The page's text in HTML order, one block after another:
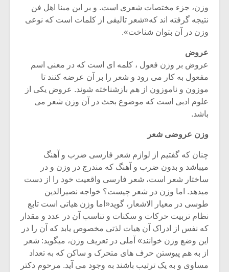
وزن، جزء مختصات شعری است. و بر این مبنا اهل فن
نتیجه گرفته اند که«شعر تالیفی از کلمات است که نوعی
وزن در آن بتوان شناخت».
عروض
عروض بر وزن فعول ، کلمه ای است که در معنی اسم
مفعول به کار می رود و شعر را بر آن عرضه کنند تا
موزون و ناموزون از هم بازشناخته شوند. عروض یکی از
علوم ادبی است که موضوع بحث در آن وزن شعر می
باشد.
وزن عروضی شعر
چنان که گفتیم از لوازم شعر فارسی ضرب و آهنگ
میباشد و بدون ضرب و آهنگ که مندرج در وزن و در
ساختار شعر است، شعر فارسی واقعیت خود را از دست
میدهد. اما وزن در شعر چیست؟ خواجه نصیرالدین
طوسی در معیار الاشعار، گوید«اما وزن هیاتی است تابع
نظام تربیت حرکات و سکنات و تناسب آن در عدد و مقدار
که نفس از ادراک آن هیات لذتی مخصوص یابد که آن را در
این وضع وزن خوانند» آملی در تعریف وزن، میگوید: شعر
از به هم پیوستن حرف های متحرک و ساکن که به تعداد
مساوی و به یک ترتیب باشند به وجود می آید. مرحوم دکتر